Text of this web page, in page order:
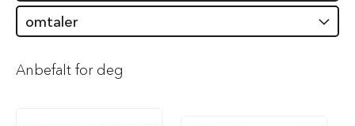
T
y
e
omtaler
Anbefalt for deg